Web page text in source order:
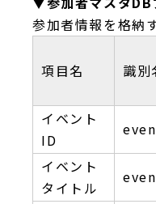
参加者情報を格納
項目名 識別
イベント
ID
イベント
タイトル